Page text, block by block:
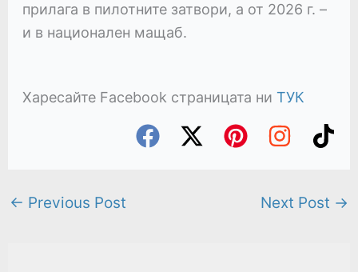
прилага в пилотните затвори, а от 2026 г. –
и в национален мащаб.
Харесайте Facebook страницата ни ТУК
← Previous Post Next Post →